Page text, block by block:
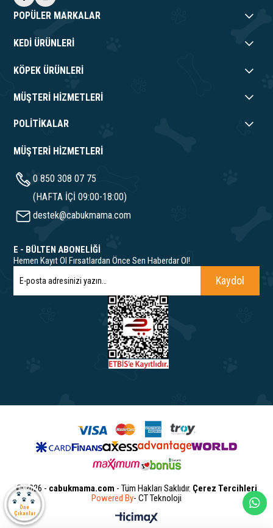
POPÜLER MARKALAR
KEDİ ÜRÜNLERİ
KÖPEK ÜRÜNLERİ
MÜŞTERİ HİZMETLERİ
POLİTİKALAR
MÜŞTERİ HİZMETLERİ
0 850 308 07 75
(HAFTA İÇİ 09:00-18:00)
destek@cabukmama.com
E - BÜLTEN ABONELİĞİ
Hemen Kayıt Ol Fırsatlardan Önce Sen Haberdar Ol!
Kaydol
© 2026 - cabukmama.com - Tüm Hakları Saklıdır. Çerez Tercihleri
Powered By- CT Teknoloji
Öne
Çıkanlar